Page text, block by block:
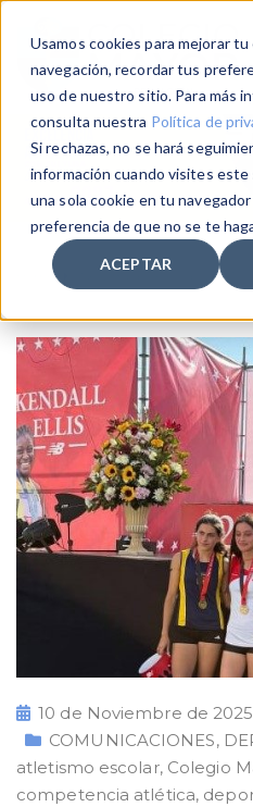
Usamos cookies para mejorar
navegación, recordar tus
uso de nuestro sitio. Para más
consulta nuestra Política de
Si rechazas, no se hará
información cuando visites este
una sola cookie en tu
preferencia de que no se te
ACEPTAR
Home New Balance Finals 2025
10 de Noviembre de 2025
COMUNICACIONES,
atletismo escolar, Colegio
competencia atlética,